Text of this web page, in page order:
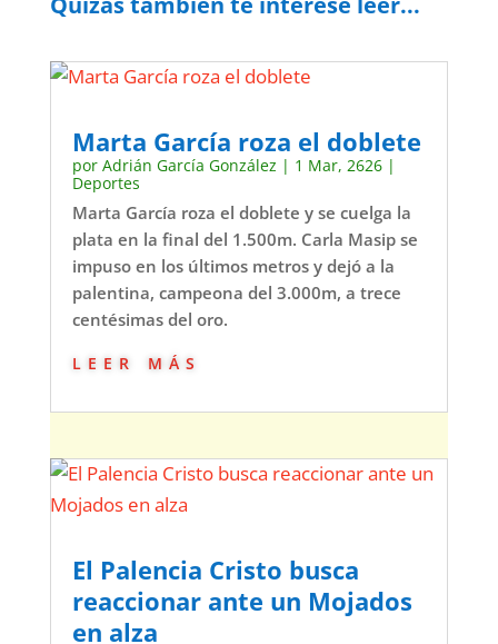
Marta García roza el doblete
por Adrián García González | 1 Mar, 2626|
Deportes
Marta García roza el doblete y se cuelga la
plata en la final del 1.500m. Carla Masip se
impuso en los últimos metros y dejó a la
palentina, campeona del 3.000m, a trece
centésimas del oro.
leer más
El Palencia Cristo busca
reaccionar ante un Mojados
en alza